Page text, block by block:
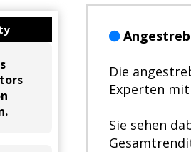
Die
Experten
Sie sehen